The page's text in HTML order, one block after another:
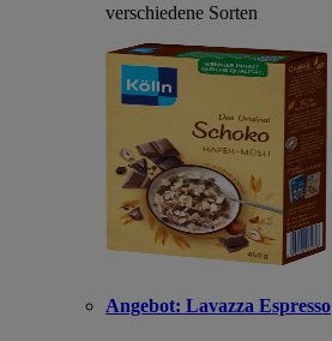
verschiedene Sorten
Angebot: Lavazza Espresso